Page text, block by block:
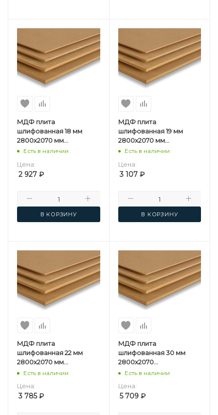
МДФ плита
шлифованная 18 мм
2800х2070 мм
Мостовдрев F
Есть в наличии
Цена:
2 927 ₽
В КОРЗИНУ
МДФ плита
шлифованная 19 мм
2800х2070 мм
Мостовдрев F
Есть в наличии
Цена:
3 107₽
В КОРЗИНУ
МДФ плита
шлифованная 22 мм
2800х2070 мм
Мостовдрев F
Есть в наличии
Цена:
3 785₽
МДФ плита
шлифованная 30 мм
2800х2070
мм Мостовдрев F
Есть в наличии
Цена:
5 709₽